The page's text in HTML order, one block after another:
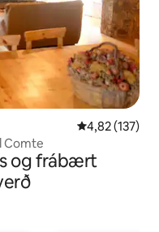
4,82 af 5 í
4,82 (137)
Comte
og frábært